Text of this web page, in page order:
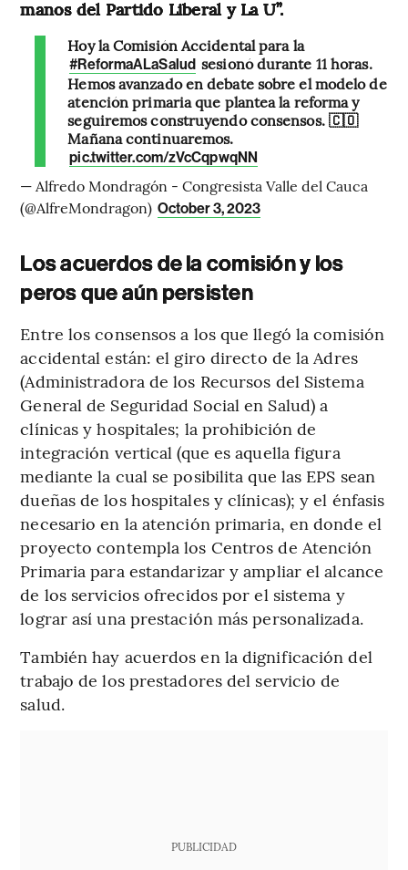
manos del Partido Liberal y La U”.
Hoy la Comisión Accidental para la
#ReformaALaSalud sesionó durante 11 horas.
Hemos avanzado en debate sobre el modelo de
atención primaria que plantea la reforma y
seguiremos construyendo consensos. 🇨🇴
Mañana continuaremos.
pic.twitter.com/zVcCqpwqNN
— Alfredo Mondragón - Congresista Valle del Cauca
(@AlfreMondragon) October 3, 2023
Los acuerdos de la comisión y los
peros que aún persisten
Entre los consensos a los que llegó la comisión
accidental están: el giro directo de la Adres
(Administradora de los Recursos del Sistema
General de Seguridad Social en Salud) a
clínicas y hospitales; la prohibición de
integración vertical (que es aquella figura
mediante la cual se posibilita que las EPS sean
dueñas de los hospitales y clínicas); y el énfasis
necesario en la atención primaria, en donde el
proyecto contempla los Centros de Atención
Primaria para estandarizar y ampliar el alcance
de los servicios ofrecidos por el sistema y
lograr así una prestación más personalizada.
También hay acuerdos en la dignificación del
trabajo de los prestadores del servicio de
salud.
PUBLICIDAD